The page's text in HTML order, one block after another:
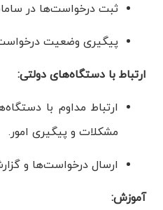
ثبت درخواست‌ها در
پیگیری وضعیت
ارتباط با دستگاه‌های دولتی:
ارتباط مداوم با
مشکلات و پیگیری امور.
ارسال درخواست‌ها و
آموزش: